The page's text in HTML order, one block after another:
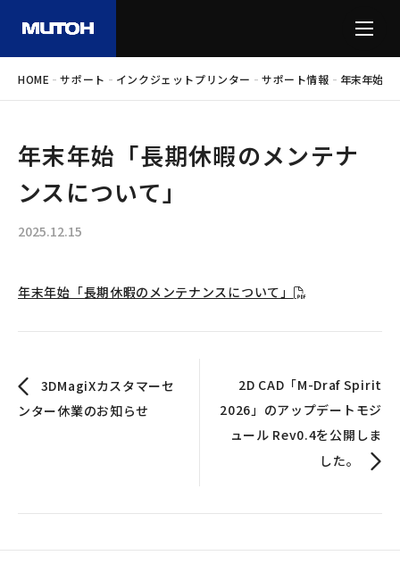
HOME -サポート - インクジェットプリンター -サポート情報 - 年末年始「
年末年始「長期休暇のメンテナ
ンスについて」
2025.12.15
年末年始「長期休暇のメンテナンスについて」
3DMagiXカスタマーセ
ンター休業のお知らせ
2D CAD「M-Draf Spirit
2026」のアップデートモジ
ュール Rev0.4を公開しま
した。